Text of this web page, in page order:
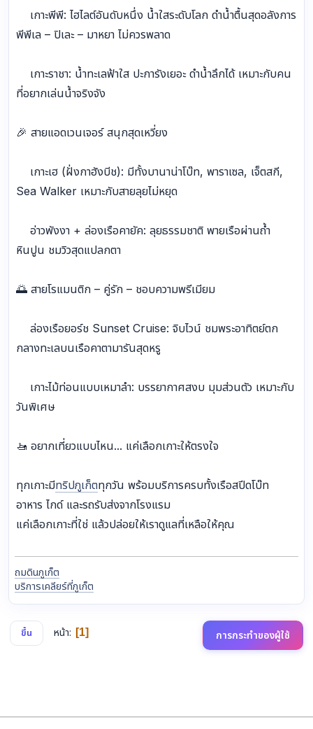
เกาะพีพี: ไฮไลต์อันดับหนึ่ง น้ำใสระดับโลก ดำน้ำตื้นสุดอลังการ
พีพีเล – ปิเละ – มาหยา ไม่ควรพลาด
เกาะราชา: น้ำทะเลฟ้าใส ปะการังเยอะ ดำน้ำลึกได้ เหมาะกับคน
ที่อยากเล่นน้ำจริงจัง
🎉 สายแอดเวนเจอร์ สนุกสุดเหวี่ยง
เกาะเฮ (ฝั่งกาฮังบีช): มีทั้งบานาน่าโบ๊ท, พาราเซล, เจ็ตสกี,
Sea Walker เหมาะกับสายลุยไม่หยุด
อ่าวพังงา + ล่องเรือคายัค: ลุยธรรมชาติ พายเรือผ่านถ้ำ
หินปูน ชมวิวสุดแปลกตา
🌅 สายโรแมนติก – คู่รัก – ชอบความพรีเมียม
ล่องเรือยอร์ช Sunset Cruise: จิบไวน์ ชมพระอาทิตย์ตก
กลางทะเลบนเรือคาตามารันสุดหรู
เกาะไม้ท่อนแบบเหมาลำ: บรรยากาศสงบ มุมส่วนตัว เหมาะกับ
วันพิเศษ
🚤 อยากเที่ยวแบบไหน... แค่เลือกเกาะให้ตรงใจ
ทุกเกาะมีทริปภูเก็ตทุกวัน พร้อมบริการครบทั้งเรือสปีดโบ๊ท
อาหาร ไกด์ และรถรับส่งจากโรงแรม
แค่เลือกเกาะที่ใช่ แล้วปล่อยให้เราดูแลที่เหลือให้คุณ
ถมดินภูเก็ต
บริการเคลียร์ที่ภูเก็ต
ขึ้น หน้า 1 การกระทำของผู้ใช้